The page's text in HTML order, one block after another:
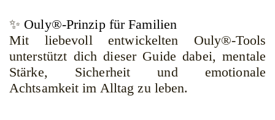
✨ Ouly®-Prinzip für Familien
Mit liebevoll entwickelten Ouly®-Tools
unterstützt dich dieser Guide dabei, mentale
Stärke, Sicherheit und emotionale
Achtsamkeit im Alltag zu leben.